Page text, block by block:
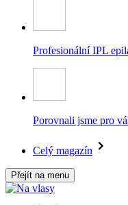
Profesionální IPL
Porovnali jsme pro
Celý magazín
Přejít na menu